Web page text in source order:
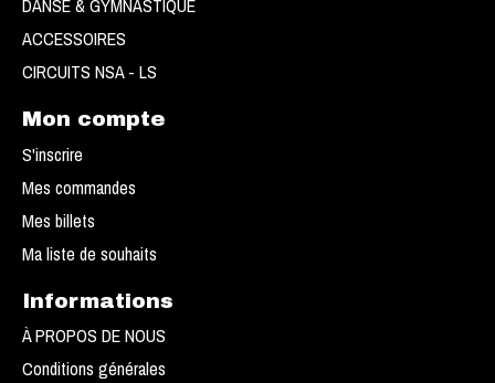
DANSE & GYMNASTIQUE
ACCESSOIRES
CIRCUITS NSA - LS
Mon compte
S'inscrire
Mes commandes
Mes billets
Ma liste de souhaits
Informations
À PROPOS DE NOUS
Conditions générales